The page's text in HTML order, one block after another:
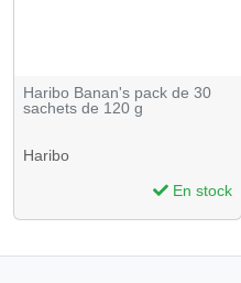
Haribo Banan's pack de 30
sachets de 120 g
Haribo
En stock